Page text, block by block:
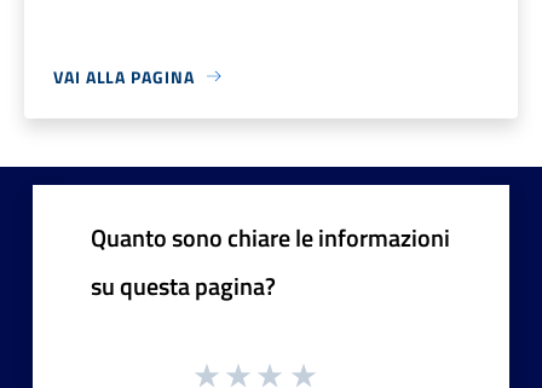
VAI ALLA PAGINA
Quanto sono chiare le informazioni
su questa pagina?